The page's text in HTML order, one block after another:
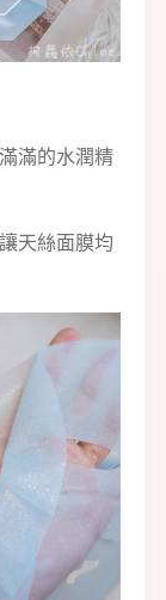
滿的水潤精
天絲面膜均